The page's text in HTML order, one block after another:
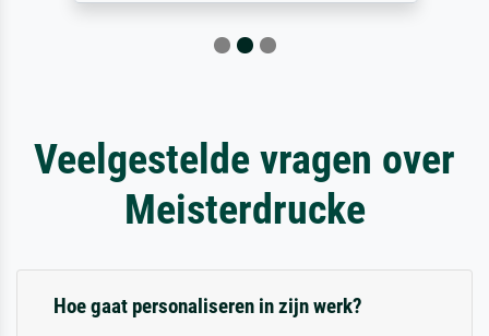
Veelgestelde vragen over
Meisterdrucke
Hoe gaat personaliseren in zijn werk?